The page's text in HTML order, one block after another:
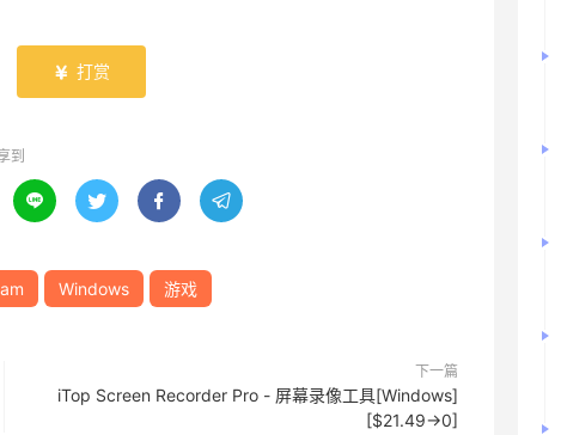
 打赏
到
   
Windows 游戏
下一篇
iTop Screen Recorder Pro - 屏幕录像工具[Windows]
[$21.49→0]